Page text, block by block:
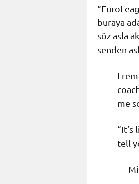
buraya
söz asla
senden
I
me
“It’s
tell
—